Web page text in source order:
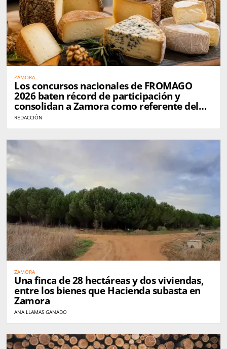
ZAMORA
Los concursos nacionales de FROMAGO
2026 baten récord de participación y
consolidan a Zamora como referente del
queso en España
REDACCIÓN
ZAMORA
Una finca de 28 hectáreas y dos viviendas,
entre los bienes que Hacienda subasta en
Zamora
ANA LLAMAS GANADO